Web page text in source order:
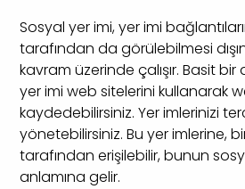
Sosyal yer imi, yer imi
tarafından da görülebilmesi
kavram üzerinde çalışır. Basit bir
yer imi web sitelerini kullanarak
kaydedebilirsiniz. Yer imlerinizi
yönetebilirsiniz. Bu yer imlerine,
tarafından erişilebilir, bunun
anlamına gelir.